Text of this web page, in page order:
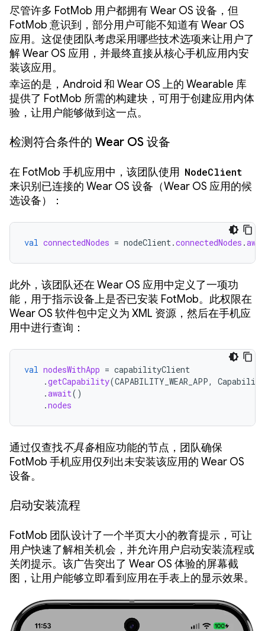
尽管许多 FotMob 用户都拥有 Wear OS 设备，但
FotMob 意识到，部分用户可能不知道有 Wear OS
应用。这促使团队考虑采用哪些技术选项来让用户了
解 Wear OS 应用，并最终直接从核心手机应用内安
装该应用。
幸运的是，Android 和 Wear OS 上的 Wearable 库
提供了 FotMob 所需的构建块，可用于创建应用内体
验，让用户能够做到这一点。
检测符合条件的 Wear OS 设备
在 FotMob 手机应用中，该团队使用 NodeClient
来识别已连接的 Wear OS 设备（Wear OS 应用的候
选设备）：
val connectedNodes = nodeClient.connectedNodes .
此外，该团队还在 Wear OS 应用中定义了一项功
能，用于指示设备上是否已安装 FotMob。此权限在
Wear OS 软件包中定义为 XML 资源，然后在手机应
用中进行查询：
val nodesWithApp = capabilityClient
.getCapability(CAPABILITY_WEAR_APP,
.await()
.nodes
通过仅查找不具备相应功能的节点，团队确保
FotMob 手机应用仅列出未安装该应用的 Wear OS
设备。
启动安装流程
FotMob 团队设计了一个半页大小的教育提示，可让
用户快速了解相关机会，并允许用户启动安装流程或
关闭提示。该广告突出了 Wear OS 体验的屏幕截
图，让用户能够立即看到应用在手表上的显示效果。